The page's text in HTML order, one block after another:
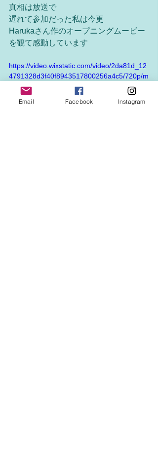
真相は放送で
遅れて参加だった私は今更
Harukaさん作のオープニングムービー
を観て感動しています
https://video.wixstatic.com/video/2da81d_12
4791328d3f40f8943517800256a4c5/720p/m
p4/file.mp4
Email Facebook Instagram